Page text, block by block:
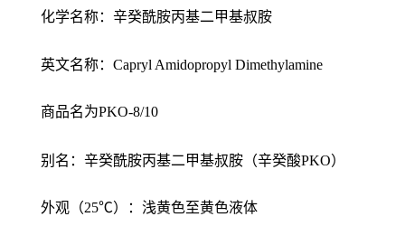
化学名称：辛癸酰胺丙基二甲基叔胺
英文名称：Capryl Amidopropyl Dimethylamine
商品名为PKO-8/10
别名：辛癸酰胺丙基二甲基叔胺（辛癸酸PKO）
外观（25℃）：浅黄色至黄色液体